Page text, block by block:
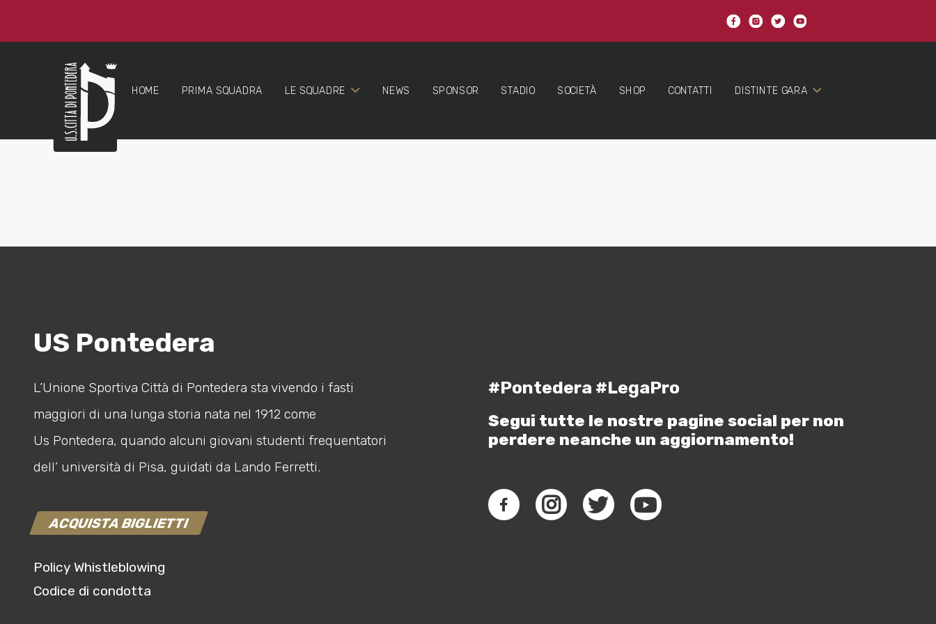
HOME PRIMA SQUADRA LE SQUADRE NEWS SPONSOR STADIO SOCIETÀ SHOP CONTATTI DISTINTE GARA
US Pontedera
L’Unione Sportiva Città di Pontedera sta vivendo i fasti
maggiori di una lunga storia nata nel 1912 come
Us Pontedera, quando alcuni giovani studenti frequentatori
dell’ università di Pisa, guidati da Lando Ferretti.
ACQUISTA BIGLIETTI
Policy Whistleblowing
Codice di condotta
#Pontedera #LegaPro
Segui tutte le nostre pagine social per non
perdere neanche un aggiornamento!